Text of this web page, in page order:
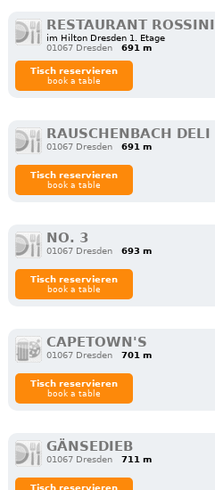
RESTAURANT ROSSINI
im Hilton Dresden 1. Etage
01067 Dresden
691 m
Tisch reservieren
book a table
RAUSCHENBACH DELI
01067 Dresden 691 m
Tisch reservieren
book a table
NO. 3
01067 Dresden 693 m
Tisch reservieren
book a table
CAPETOWN'S
01067 Dresden 701 m
Tisch reservieren
book a table
GÄNSEDIEB
01067 Dresden 711 m
Tisch reservieren